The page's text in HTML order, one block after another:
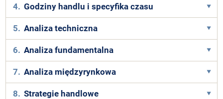
4. Godziny handlu i specyfika czasu
5. Analiza techniczna
6. Analiza fundamentalna
7. Analiza międzyrynkowa
8. Strategie handlowe